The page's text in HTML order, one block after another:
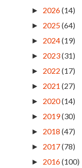
► 2026(14)
► 2025(64)
► 2024(19)
► 2023(31)
► 2022 (17)
► 2021 (27)
► 2020(14)
► 2019(30)
► 2018 (47)
► 2017(78)
► 2016(100)